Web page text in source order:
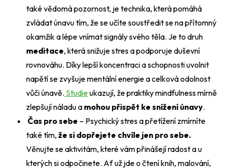
také vědomá pozornost, je technika, která pomáhá
zvládat únavu tím, že se učíte soustředit se na přítomný
okamžik a lépe vnímat signály svého těla. Je to druh
meditace, která snižuje stres a podporuje duševní
rovnováhu. Díky lepší koncentraci a schopnosti uvolnit
napětí se zvyšuje mentální energie a celková odolnost
vůči únavě. Studie ukazují, že praktiky mindfulness mírně
zlepšují náladu a mohou přispět ke snížení únavy.
Čas pro sebe – Psychický stres a přetížení zmírníte
také tím, že si dopřejete chvíle jen pro sebe.
Věnujte se aktivitám, které vám přinášejí radost a u
kterých si odpočinete. Ať už jde o čtení knih, malování,